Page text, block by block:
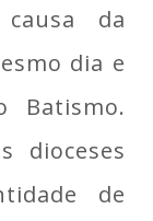
da
dia e
Batismo.
dioceses
de